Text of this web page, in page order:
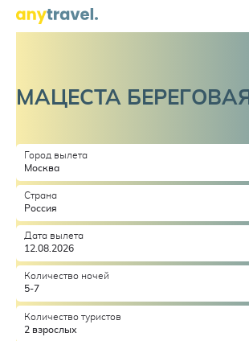
МАЦЕСТА БЕРЕГОВАЯ
Город вылета
Москва
Страна
Россия
Дата вылета
12.08.2026
Количество ночей
5-7
Количество туристов
2 взрослых